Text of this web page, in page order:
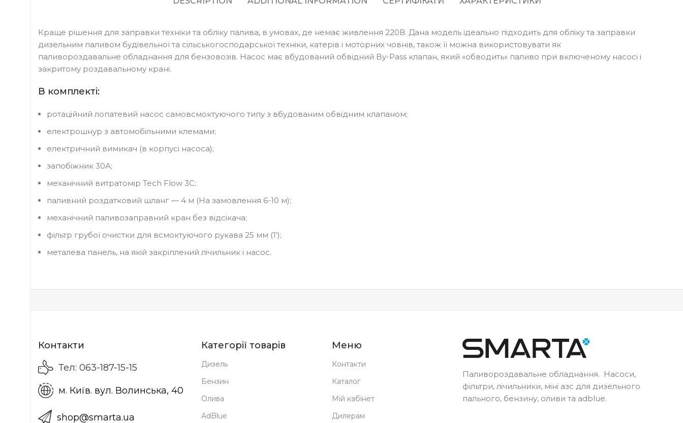
Краще рішення для заправки техніки та обліку палива, в умовах, де немає живлення 220В. Дана модель ідеально підходить для обліку та заправки
дизельним паливом будівельної та сільськогосподарської техніки, катерів і моторних човнів, також її можна використовувати як
паливороздавальне обладнання для бензовозів. Насос має вбудований обвідний By-Pass клапан, який «обводить» паливо при включеному насосі і
закритому роздавальному крані.
В комплекті:
ротаційний лопатевий насос самовсмоктуючого типу з вбудованим обвідним клапаном;
електрошнур з автомобільними клемами;
електричний вимикач (в корпусі насоса);
запобіжник 30А;
механічний витратомір Tech Flow 3C;
паливний роздатковий шланг ― 4 м (На замовлення 6-10 м);
механічний паливозаправний кран без відсікача;
фільтр грубої очистки для всмоктуючого рукава 25 мм (1′);
металева панель, на якій закріплений лічильник і насос.
Контакти
Тел: 063-187-15-15
м. Київ. вул. Волинська, 40
shop@smarta.ua
Категорії товарів
Дизель
Бензин
Олива
AdBlue
Меню
Контакти
Каталог
Мій кабінет
Дилерам
Паливороздавальне обладнання. Насоси,
фільтри, лічильники, міні азс для дизельного
пального, бензину, оливи та adblue.